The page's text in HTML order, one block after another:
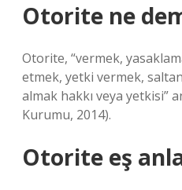
Otorite ne
Otorite, “vermek,
etmek, yetki vermek,
almak hakkı veya yetkisi”
Kurumu, 2014).
Otorite eş